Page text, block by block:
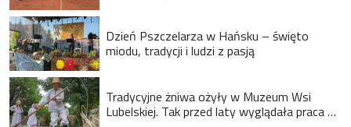
Dzień Pszczelarza w Hańsku – święto
miodu, tradycji i ludzi z pasją
Tradycyjne żniwa ożyły w Muzeum Wsi
Lubelskiej. Tak przed laty wyglądała praca na